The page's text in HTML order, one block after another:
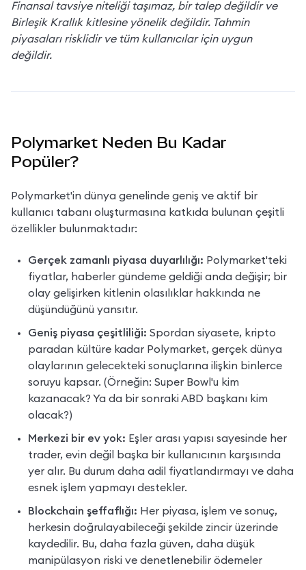
Finansal tavsiye niteliği taşımaz, bir talep değildir ve
Birleşik Krallık kitlesine yönelik değildir. Tahmin
piyasaları risklidir ve tüm kullanıcılar için uygun
değildir.
Polymarket Neden Bu Kadar
Popüler?
Polymarket'in dünya genelinde geniş ve aktif bir
kullanıcı tabanı oluşturmasına katkıda bulunan çeşitli
özellikler bulunmaktadır:
Gerçek zamanlı piyasa duyarlılığı: Polymarket'teki
fiyatlar, haberler gündeme geldiği anda değişir; bir
olay gelişirken kitlenin olasılıklar hakkında ne
düşündüğünü yansıtır.
Geniş piyasa çeşitliliği: Spordan siyasete, kripto
paradan kültüre kadar Polymarket, gerçek dünya
olaylarının gelecekteki sonuçlarına ilişkin binlerce
soruyu kapsar. (Örneğin: Super Bowl'u kim
kazanacak? Ya da bir sonraki ABD başkanı kim
olacak?)
Merkezi bir ev yok: Eşler arası yapısı sayesinde her
trader, evin değil başka bir kullanıcının karşısında
yer alır. Bu durum daha adil fiyatlandırmayı ve daha
esnek işlem yapmayı destekler.
Blockchain şeffaflığı: Her piyasa, işlem ve sonuç,
herkesin doğrulayabileceği şekilde zincir üzerinde
kaydedilir. Bu, daha fazla güven, daha düşük
manipülasyon riski ve denetlenebilir ödemeler